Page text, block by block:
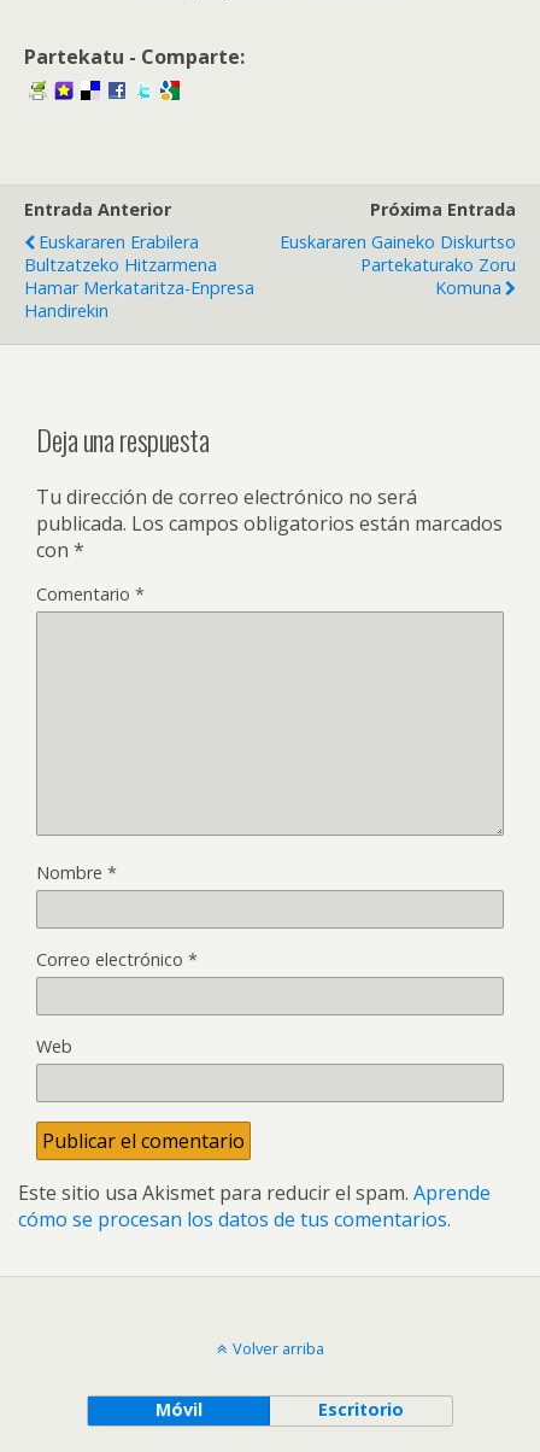
Partekatu - Comparte:
Entrada Anterior
Euskararen Erabilera
Bultzatzeko Hitzarmena
Hamar Merkataritza-Enpresa
Handirekin
Próxima Entrada
Euskararen Gaineko Diskurtso
Partekaturako Zoru
Komuna
Deja una respuesta
Tu dirección de correo electrónico no será
publicada. Los campos obligatorios están marcados
con *
Comentario *
Nombre *
Correo electrónico *
Web
Este sitio usa Akismet para reducir el spam. Aprende
cómo se procesan los datos de tus comentarios.
Volver arriba
Móvil Escritorio